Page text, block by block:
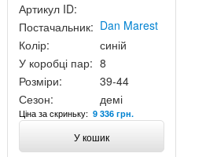
Артикул ID:
Постачальник: Dan Marest
Колір:
синій
У коробці пар: 8
Розміри:
39-44
Сезон:
демі
Ціна за скриньку: 9 336 грн.
У кошик